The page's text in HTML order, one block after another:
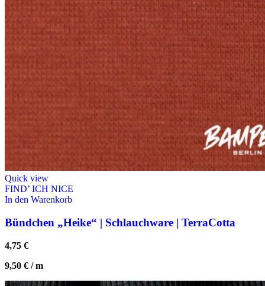
Quick view
FIND’ ICH NICE
In den Warenkorb
Bündchen „Heike“ | Schlauchware | TerraCotta
4,75 €
9,50 € /m